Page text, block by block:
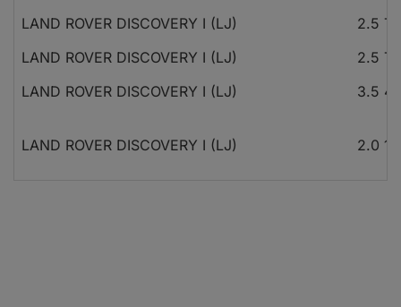
LAND ROVER DISCOVERY I (LJ)
2.5
LAND ROVER DISCOVERY I (LJ)
2.5
LAND ROVER DISCOVERY I (LJ)
3.5
LAND ROVER DISCOVERY I (LJ) 2.0